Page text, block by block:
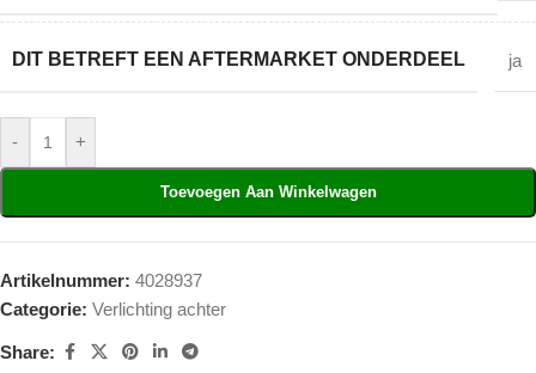
DIT BETREFT EEN AFTERMARKET ONDERDEEL ja
- +
Toevoegen Aan Winkelwagen
Artikelnummer: 4028937
Categorie: Verlichting achter
Share: